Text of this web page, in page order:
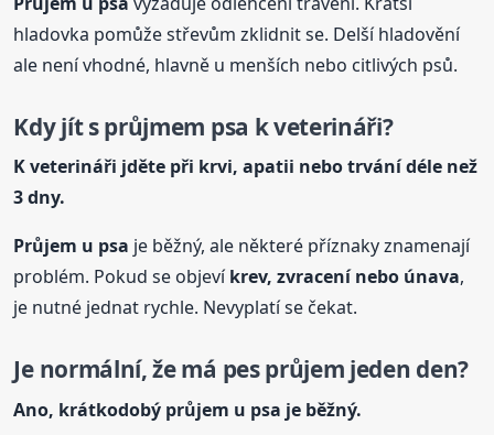
hladovka pomůže střevům zklidnit se. Delší hladovění
ale není vhodné, hlavně u menších nebo citlivých psů.
Kdy jít s průjmem psa k veterináři?
K veterináři jděte při krvi, apatii nebo trvání déle než
3 dny.
Průjem u psa je běžný, ale některé příznaky znamenají
problém. Pokud se objevíkrev, zvracení nebo únava,
je nutné jednat rychle. Nevyplatí se čekat.
Je normální, že má pes průjem jeden den?
Ano, krátkodobý průjem u psa je běžný.